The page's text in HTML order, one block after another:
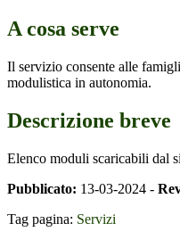
A cosa serve
Il servizio consente alle
modulistica in autonomia.
Descrizione breve
Elenco moduli scaricabili dal
Pubblicato: 13-03-2024 -
Tag pagina: Servizi